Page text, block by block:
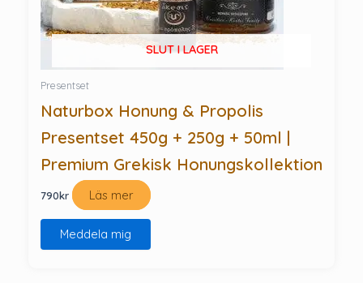
SLUT I LAGER
Presentset
Naturbox Honung & Propolis
Presentset 450g + 250g + 50ml |
Premium Grekisk Honungskollektion
790kr Läs mer
Meddela mig